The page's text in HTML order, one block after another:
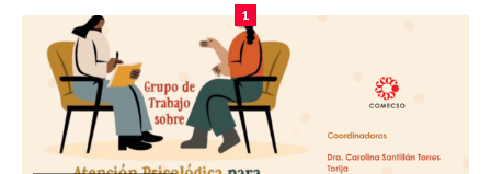
1